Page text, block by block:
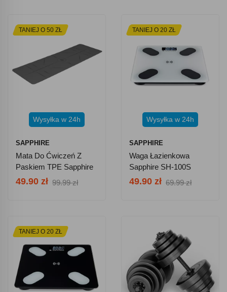
TANIEJ O 50 ZŁ
Wysyłka w 24h
SAPPHIRE
Mata Do Ćwiczeń Z
Paskiem TPE Sapphire
SG-1128 6 Mm - Szara
49.90 zł 99.99 zł
TANIEJ O 20 ZŁ
Wysyłka w 24h
SAPPHIRE
Waga Łazienkowa
Sapphire SH-100S
Bluetooth - Biała
49.90 zł 69.99 zł
TANIEJ O 20 ZŁ